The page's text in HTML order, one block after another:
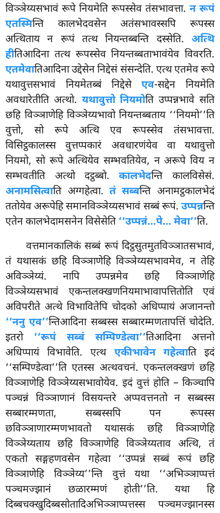
विञ्ञेय्यसभावं रूपे नियमेति रूपस्सेव तंसभावत्ता. न रूपं
एतस्मिन्ति कालभेदवसेन अतंसभावस्सपि रूपस्स
अत्थिताय न रूपं तत्थ नियन्तब्बन्ति दस्सेति. अत्थि
हीतिआदिना तत्थ रूपस्सेव नियन्तब्बताभावंयेव विवरति.
एतमेवातिआदिना उद्देसेन निद्देसं संसन्देति. एत्थ एतमेव रूपे
यथावुत्तसभावं नियमेतब्बं निद्देसेएव-सद्देन नियमेति
अवधारेतीति अत्थो. यथावुत्तो नियमोति उप्पन्नभावे सति
छहि विञ्ञाणेहि विञ्ञेय्यभावो नियन्तब्बताय ‘‘नियमो’’ति
वुत्तो, सो रूपे अत्थि एव रूपस्सेव तंसभावत्ता.
विसिट्ठकालस्स वुत्तप्पकारं अवधारणंयेव वा यथावुत्तो
नियमो, सो रूपे अत्थियेव सम्भवतियेव, न अरूपे विय न
सम्भवतीति अत्थो दट्ठब्बो.कालभेदन्ति कालविसेसं.
अनामसित्वाति अग्गहेत्वा. तं सब्बन्ति अनामट्ठकालभेदं
ततोयेव अरूपेहि समानविञ्ञेय्यसभावं सब्बं रूपं. उप्पन्नन्ति
एतेन कालभेदामसनेन विसेसेति‘‘उप्पन्नं…पे… मेवा’’ति.
वत्तमानकालिकं सब्बं रूपं दिट्ठसुतमुतविञ्ञातसभावं,
तं यथासकं छहि विञ्ञाणेहि विञ्ञेय्यसभावमेव, न तेहि
अविञ्ञेय्यं. नापि उप्पन्नमेव छहि विञ्ञाणेहि
विञ्ञेय्यसभावं एकन्तलक्खणनियमाभावापत्तितोति एवं
अविपरीते अत्थे विभावितेपि चोदको अधिप्पायं अजानन्तो
‘‘ननु एव’’न्तिआदिना सब्बस्स सब्बारम्मणतापत्तिं चोदेति.
इतरो ‘‘रूपं सब्बं सम्पिण्डेत्वा’’तिआदिना अत्तनो
अधिप्पायं विभावेति. एत्थ एकीभावेन गहेत्वाति इदं
‘‘सम्पिण्डेत्वा’’ति एतस्स अत्थवचनं. एकन्तलक्खणं छहि
विञ्ञाणेहि विञ्ञेय्यसभावोयेव. इदं वुत्तं होति – किञ्चापि
पञ्चन्नं विञ्ञाणानं विसयन्तरे अप्पवत्तनतो न सब्बस्स
सब्बारम्मणता, सब्बस्सपि पन रूपस्स
छविञ्ञाणारम्मणभावतो यथासकं छहि विञ्ञाणेहि
विञ्ञेय्यताय छहि विञ्ञाणेहि विञ्ञेय्यताव अत्थि, तं
एकतो सङ्गहणवसेन गहेत्वा ‘‘उप्पन्नं सब्बं रूपं छहि
विञ्ञाणेहि विञ्ञेय्य’’न्ति वुत्तं यथा ‘‘अभिञ्ञाप्पत्तं
पञ्चमज्झानं छळारम्मणं होती’’ति. यथा हि
दिब्बचक्खुदिब्बसोतादिअभिञ्ञाप्पत्तस्स पञ्चमज्झानस्स